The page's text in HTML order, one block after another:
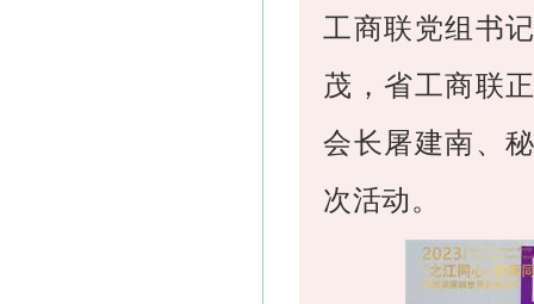
工商联党组书
茂，省工商联
会长屠建南、
次活动。